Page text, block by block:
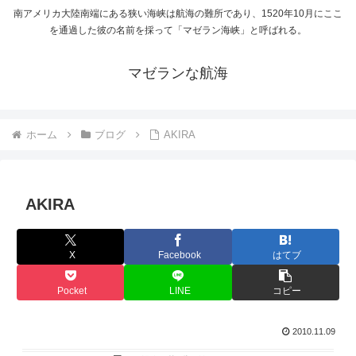
南アメリカ大陸南端にある狭い海峡は航海の難所であり、1520年10月にここ
を通過した彼の名前を採って「マゼラン海峡」と呼ばれる。
マゼランな航海
ホーム ブログ AKIRA
AKIRA
X Facebook はてブ
Pocket LINE コピー
2010.11.09